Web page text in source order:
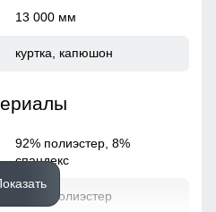
13 000 мм
куртка, капюшон
92% полиэстер, 8%
спандекс
100% полиэстер